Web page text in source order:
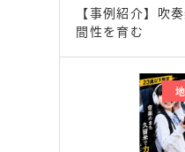
【事例紹介】吹
間性を育む